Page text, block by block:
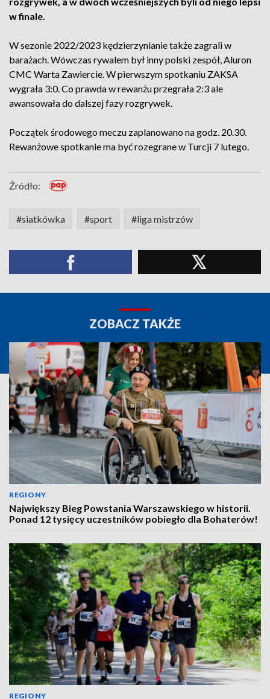
w finale.
W sezonie 2022/2023 kędzierzynianie także zagrali w
barażach. Wówczas rywalem był inny polski zespół, Aluron
CMC Warta Zawiercie. W pierwszym spotkaniu ZAKSA
wygrała 3:0. Co prawda w rewanżu przegrała 2:3 ale
awansowała do dalszej fazy rozgrywek.
Początek środowego meczu zaplanowano na godz. 20.30.
Rewanżowe spotkanie ma być rozegrane w Turcji 7 lutego.
Źródło:
#siatkówka #sport #liga mistrzów
ZOBACZ TAKŻE
REGIONY
Największy Bieg Powstania Warszawskiego w historii.
Ponad 12 tysięcy uczestników pobiegło dla Bohaterów!
REGIONY